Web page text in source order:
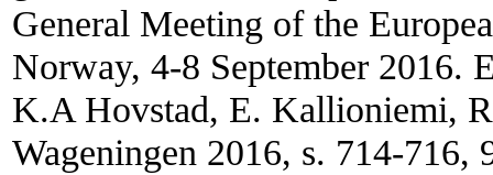
General Meeting of the
Norway, 4-8 September
K.A Hovstad, E. Kallioniemi,
Wageningen 2016, s. 714-716,